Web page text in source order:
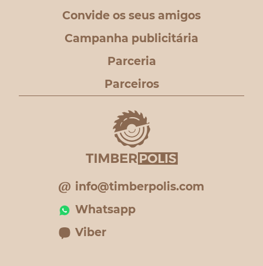
Convide os seus amigos
Campanha publicitária
Parceria
Parceiros
info@timberpolis.com
Whatsapp
Viber